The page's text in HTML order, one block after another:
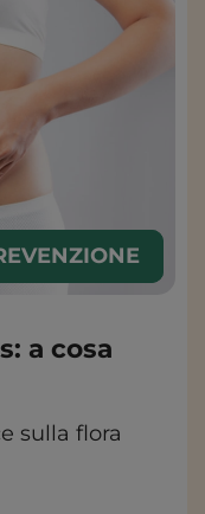
a cosa
sulla flora